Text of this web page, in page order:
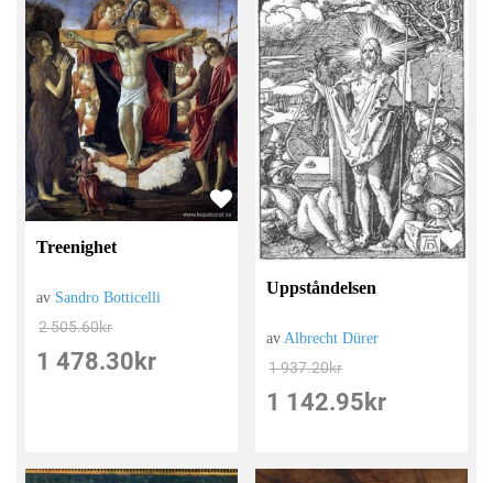
Treenighet
av Sandro Botticelli
2 505.60kr
1 478.30 kr
Uppståndelsen
avAlbrecht Dürer
1 937.20kr
1 142.95 kr